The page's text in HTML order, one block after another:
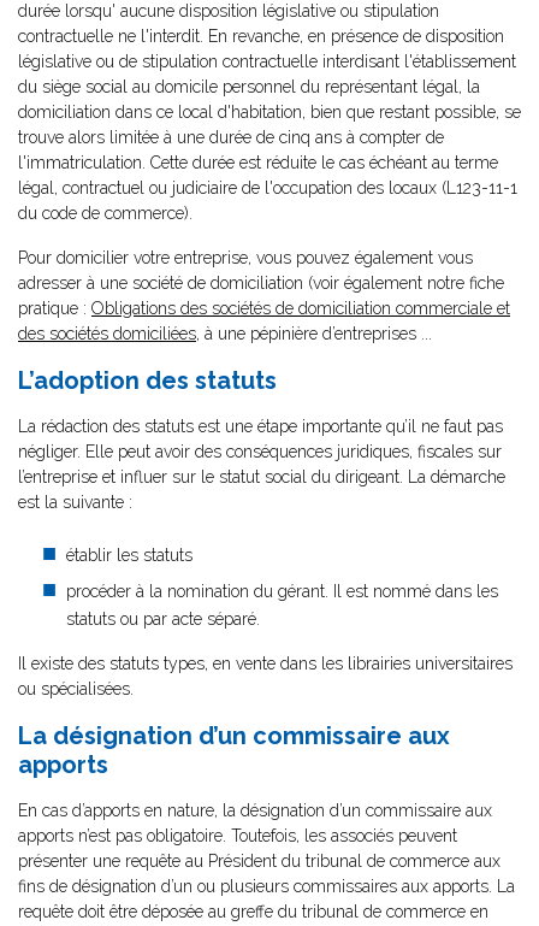
durée lorsqu' aucune disposition législative ou stipulation
contractuelle ne l'interdit. En revanche, en présence de disposition
législative ou de stipulation contractuelle interdisant l'établissement
du siège social au domicile personnel du représentant légal, la
domiciliation dans ce local d'habitation, bien que restant possible, se
trouve alors limitée à une durée de cinq ans à compter de
l'immatriculation. Cette durée est réduite le cas échéant au terme
légal, contractuel ou judiciaire de l'occupation des locaux (L123-11-1
du code de commerce).
Pour domicilier votre entreprise, vous pouvez également vous
adresser à une société de domiciliation (voir également notre fiche
pratique : Obligations des sociétés de domiciliation commerciale et
des sociétés domiciliées, à une pépinière d’entreprises ...
L’adoption des statuts
La rédaction des statuts est une étape importante qu’il ne faut pas
négliger. Elle peut avoir des conséquences juridiques, fiscales sur
l’entreprise et influer sur le statut social du dirigeant. La démarche
est la suivante :
établir les statuts
procéder à la nomination du gérant. Il est nommé dans les
statuts ou par acte séparé.
Il existe des statuts types, en vente dans les librairies universitaires
ou spécialisées.
La désignation d’un commissaire aux
apports
En cas d’apports en nature, la désignation d’un commissaire aux
apports n’est pas obligatoire. Toutefois, les associés peuvent
présenter une requête au Président du tribunal de commerce aux
fins de désignation d’un ou plusieurs commissaires aux apports. La
requête doit être déposée au greffe du tribunal de commerce en